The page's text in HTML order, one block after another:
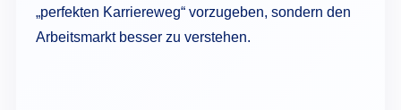
„perfekten Karriereweg“ vorzugeben, sondern den
Arbeitsmarkt besser zu verstehen.